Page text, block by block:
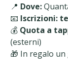
📍 Dove:
📧 Iscrizioni:
💰 Quota a
(esterni)
🎁 In regalo